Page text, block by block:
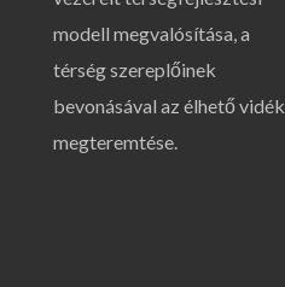
modell megvalósítása, a
térség szereplőinek
bevonásával az élhető vidék
megteremtése.